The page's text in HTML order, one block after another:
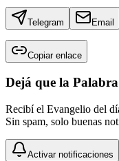
Telegram
Email
Copiar enlace
Dejá que la
Recibí el Evangelio del
Sin spam, solo buenas
Activar notificaciones